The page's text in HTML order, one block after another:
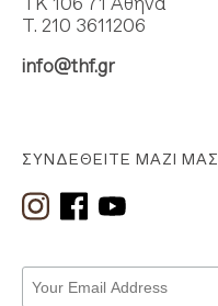
ΣΥΝΔΕΘΕΊΤΕ ΜΑΖΊ ΜΑΣ
Τ. 210 3611206
info@thf.gr